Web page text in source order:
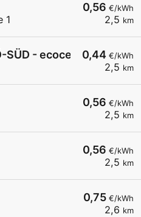
0,56 €/kWh
2,5 km
1
0,44 €/kWh
2,5 km
SÜD - ecocenter M6-7
0,56 €/kWh
2,5 km
0,56 €/kWh
2,5 km
0,75 €/kWh
2,6 km